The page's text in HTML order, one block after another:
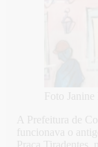
Foto
A Prefeitura de
funcionava o